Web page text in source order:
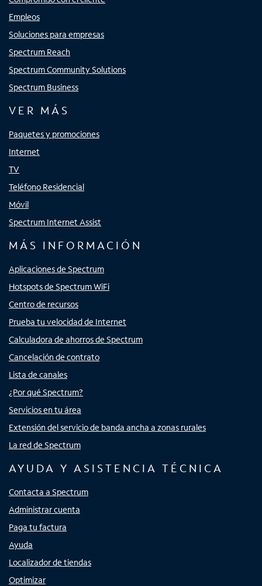
Empleos
Soluciones para empresas
Spectrum Reach
Spectrum Community Solutions
Spectrum Business
VER MÁS
Paquetes y promociones
Internet
TV
Teléfono Residencial
Móvil
Spectrum Internet Assist
MÁS INFORMACIÓN
Aplicaciones de Spectrum
Hotspots de Spectrum WiFi
Centro de recursos
Prueba tu velocidad de Internet
Calculadora de ahorros de Spectrum
Cancelación de contrato
Lista de canales
¿Por qué Spectrum?
Servicios en tu área
Extensión del servicio de banda ancha a zonas rurales
La red de Spectrum
AYUDA Y ASISTENCIA TÉCNICA
Contacta a Spectrum
Administrar cuenta
Paga tu factura
Ayuda
Localizador de tiendas
Optimizar